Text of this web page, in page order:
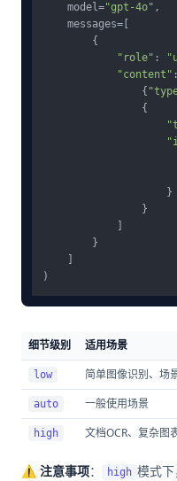
    model=
"gpt-4o" ,
    messages=[
        {
"role" :
"content"
                {
                {
                    }
                }
        }
细节级别 适用场景
low 简单图像识别、场
auto 一般使用场景
high 文档OCR、复杂图
⚠️ 注意事项： high 模式